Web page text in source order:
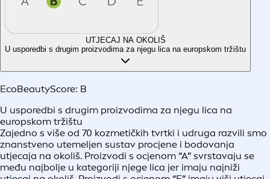
UTJECAJ NA OKOLIŠ
U usporedbi s drugim proizvodima za njegu lica na europskom tržištu
EcoBeautyScore: B
U usporedbi s drugim proizvodima za njegu lica na
europskom tržištu
Zajedno s više od 70 kozmetičkih tvrtki i udruga razvili smo
znanstveno utemeljen sustav procjene i bodovanja
utjecaja na okoliš. Proizvodi s ocjenom “A” svrstavaju se
među najbolje u kategoriji njege lica jer imaju najniži